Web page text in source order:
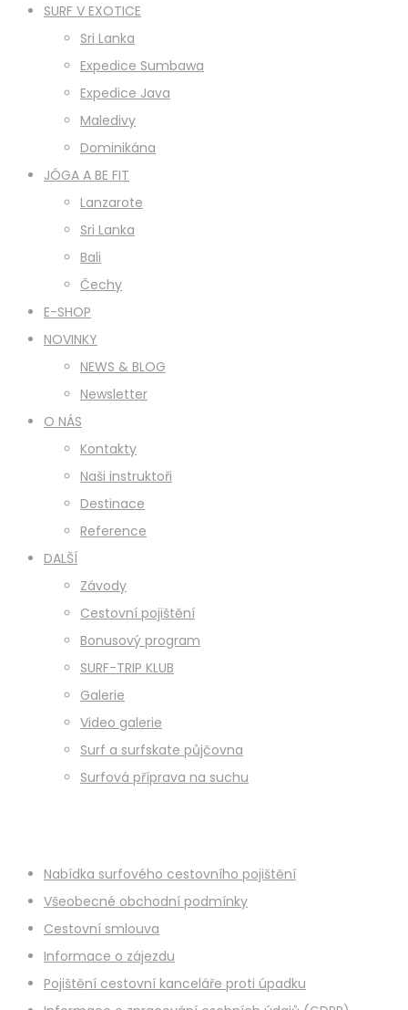
SURF V EXOTICE
Sri Lanka
Expedice Sumbawa
Expedice Java
Maledivy
Dominikána
JÓGA A BE FIT
Lanzarote
Sri Lanka
Bali
Čechy
E-SHOP
NOVINKY
NEWS & BLOG
Newsletter
O NÁS
Kontakty
Naši instruktoři
Destinace
Reference
DALŠÍ
Závody
Cestovní pojištění
Bonusový program
SURF-TRIP KLUB
Galerie
Video galerie
Surf a surfskate půjčovna
Surfová příprava na suchu
Nabídka surfového cestovního pojištění
Všeobecné obchodní podmínky
Cestovní smlouva
Informace o zájezdu
Pojištění cestovní kanceláře proti úpadku